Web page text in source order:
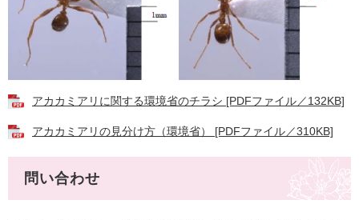
アカカミアリに関する環境省のチラシ [PDFファイル／132KB]
アカカミアリの見分け方（環境省） [PDFファイル／310KB]
問い合わせ